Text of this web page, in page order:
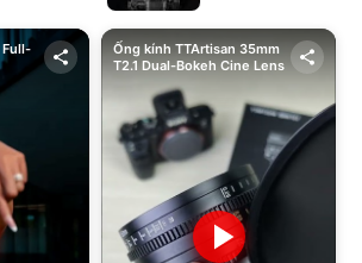
Full-
Ống kính TTArtisan 35mm
T2.1 Dual-Bokeh Cine Lens